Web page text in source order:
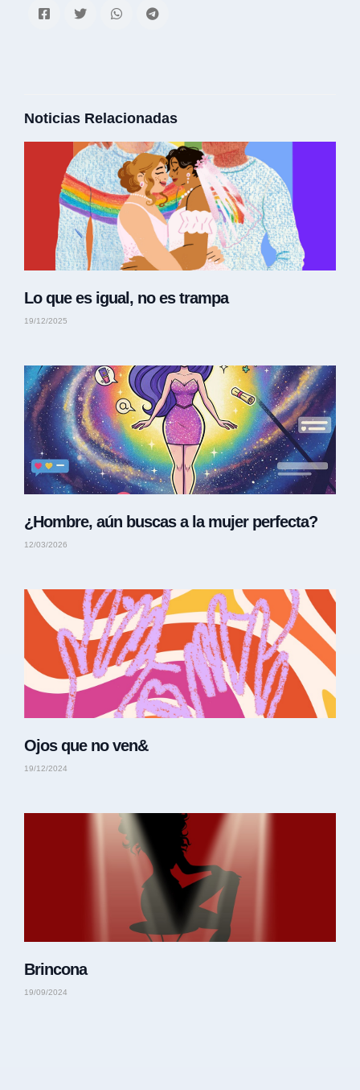
Noticias Relacionadas
Lo que es igual, no es trampa
19/12/2025
¿Hombre, aún buscas a la mujer perfecta?
12/03/2026
Ojos que no ven&
19/12/2024
Brincona
19/09/2024